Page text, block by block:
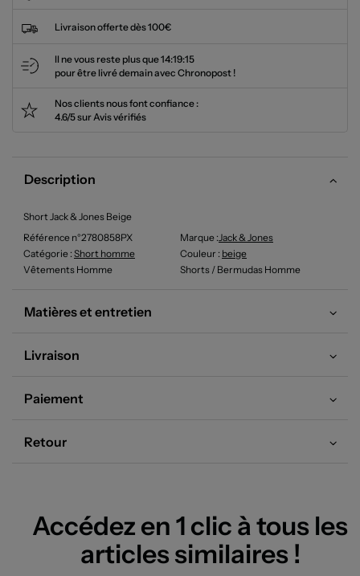
Livraison offerte dès 100€
Il ne vous reste plus que14:19:15
pour être livré demain avec Chronopost !
Nos clients nous font confiance :
4.6/5 sur Avis vérifiés
Description
Short Jack & Jones Beige
Référence n°2780858PX
Marque :Jack & Jones
Catégorie : Short homme Couleur : beige
Vêtements Homme
Shorts / Bermudas Homme
Matières et entretien
Livraison
Paiement
Retour
Accédez en 1 clic à tous les
articles similaires !